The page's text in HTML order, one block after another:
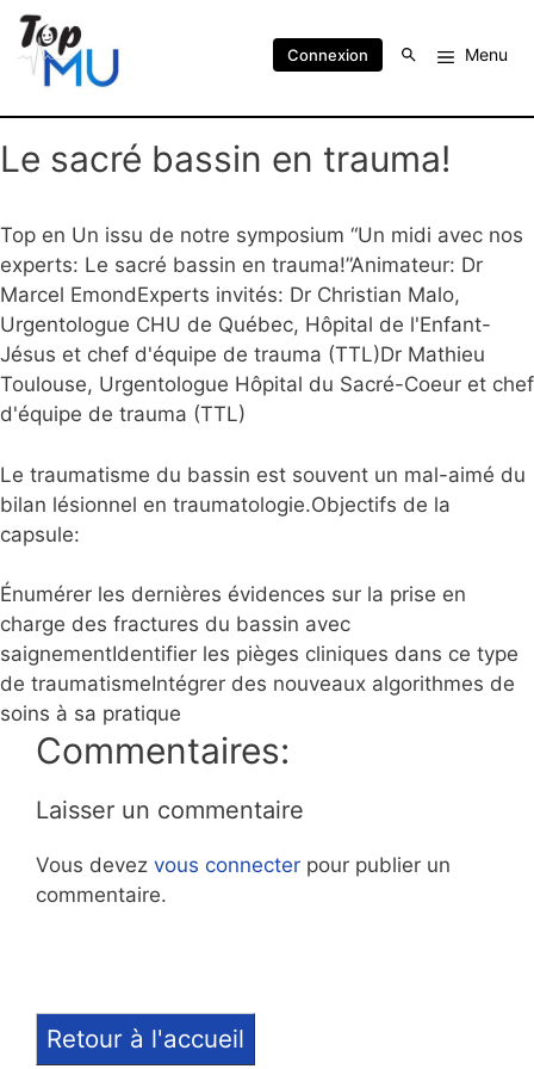
Connexion Menu
Le sacré bassin en trauma!
Top en Un issu de notre symposium “Un midi avec nos
experts: Le sacré bassin en trauma!”Animateur: Dr
Marcel EmondExperts invités: Dr Christian Malo,
Urgentologue CHU de Québec, Hôpital de l'Enfant-
Jésus et chef d'équipe de trauma (TTL)Dr Mathieu
Toulouse, Urgentologue Hôpital du Sacré-Coeur et chef
d'équipe de trauma (TTL)
Le traumatisme du bassin est souvent un mal-aimé du
bilan lésionnel en traumatologie.Objectifs de la
capsule:
Énumérer les dernières évidences sur la prise en
charge des fractures du bassin avec
saignementIdentifier les pièges cliniques dans ce type
de traumatismeIntégrer des nouveaux algorithmes de
soins à sa pratique
Commentaires:
Laisser un commentaire
Vous devez vous connecter pour publier un
commentaire.
Retour à l'accueil